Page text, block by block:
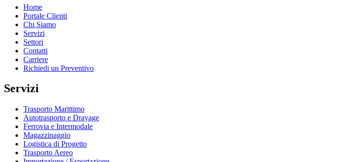
Home
Portale Clienti
Chi Siamo
Servizi
Settori
Contatti
Carriere
Richiedi un Preventivo
Servizi
Trasporto Marittimo
Autotrasporto e Drayage
Ferrovia e Intermodale
Magazzinaggio
Logistica di Progetto
Trasporto Aereo